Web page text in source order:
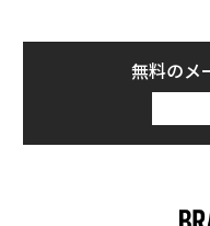
無料のメ